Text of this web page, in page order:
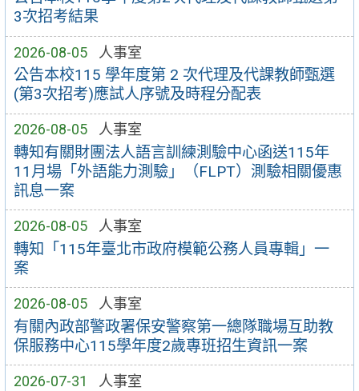
3次招考結果
2026-08-05 人事室
公告本校115 學年度第 2 次代理及代課教師甄選
(第3次招考)應試人序號及時程分配表
2026-08-05 人事室
轉知有關財團法人語言訓練測驗中心函送115年
11月場「外語能力測驗」（FLPT）測驗相關優惠
訊息一案
2026-08-05 人事室
轉知「115年臺北市政府模範公務人員專輯」一
案
2026-08-05 人事室
有關內政部警政署保安警察第一總隊職場互助教
保服務中心115學年度2歲專班招生資訊一案
2026-07-31 人事室